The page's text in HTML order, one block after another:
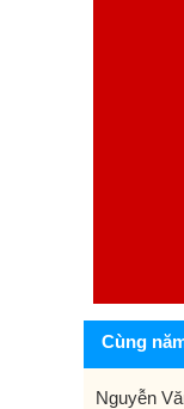
Cùng
Nguyễn